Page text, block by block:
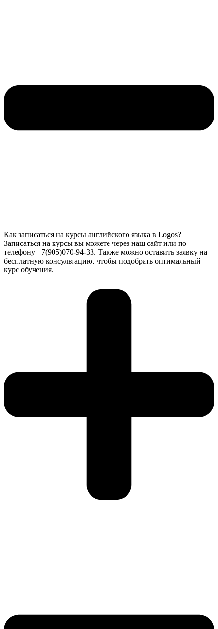
Как записаться на курсы английского языка в Logos?
Записаться на курсы вы можете через наш сайт или по
телефону +7(905)070-94-33. Также можно оставить заявку на
бесплатную консультацию, чтобы подобрать оптимальный
курс обучения.